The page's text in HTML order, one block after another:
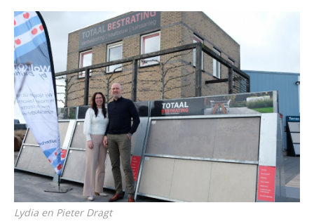
Lydia en Pieter Dragt